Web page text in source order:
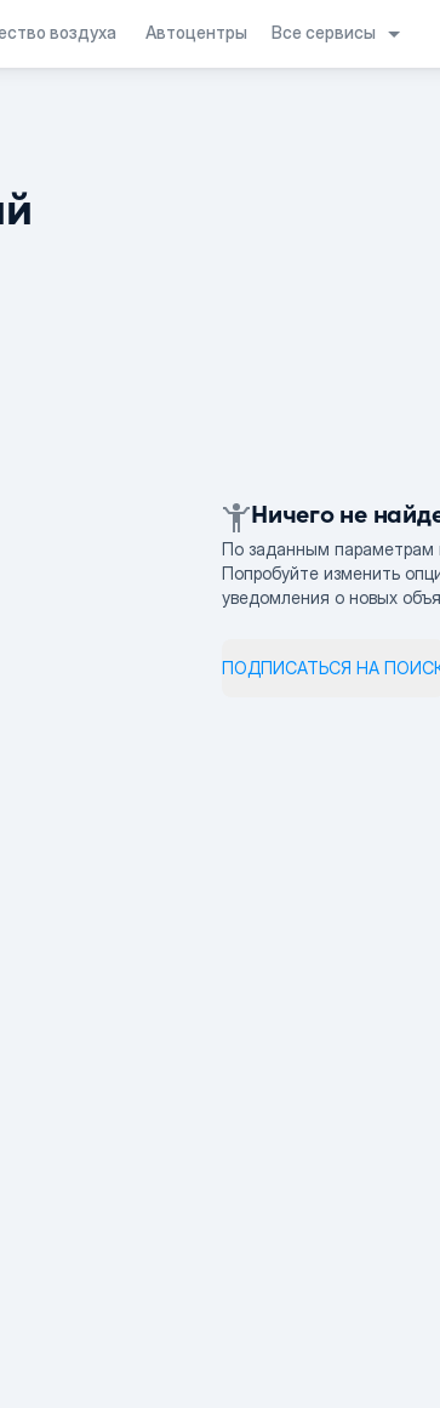
воздуха Автоцентры Все сервисы
Ничего не
По заданным параметрам
Попробуйте изменить
уведомления о новых
ПОДПИСАТЬСЯ НА